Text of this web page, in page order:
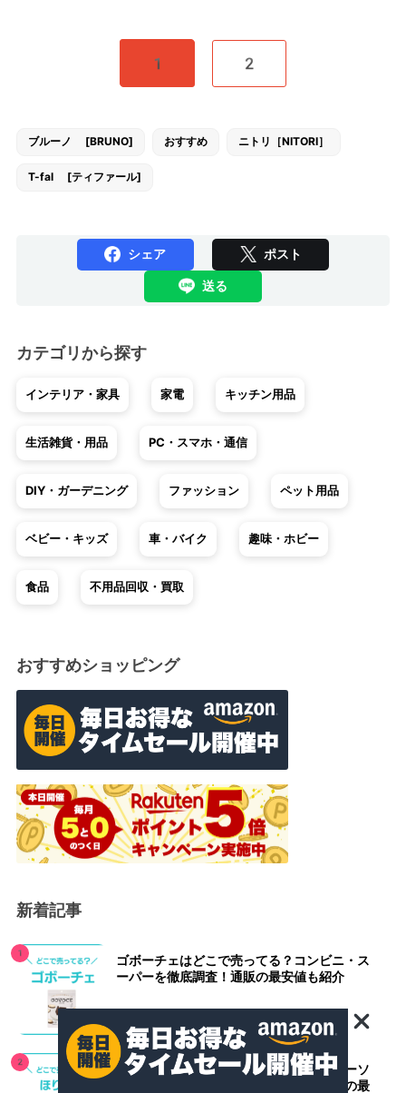
1 2
ブルーノ [BRUNO] おすすめ ニトリ［NITORI］
T-fal [ティファール]
シェア ポスト
送る
カテゴリから探す
インテリア・家具 家電 キッチン用品
生活雑貨・用品 PC・スマホ・通信
DIY・ガーデニング ファッション ペット用品
ベビー・キッズ 車・バイク 趣味・ホビー
食品 不用品回収・買取
おすすめショッピング
新着記事
ゴボーチェはどこで売ってる？コンビニ・ス
ーパーを徹底調査！通販の最安値も紹介
ほりにしスパイスはどこで売ってる？ローソ
ン・カルディ・イオンを徹底調査！通販の最